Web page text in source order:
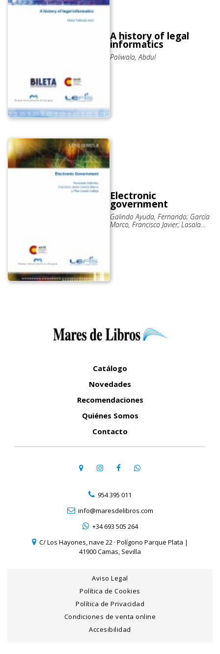
A history of legal
informatics
Paliwala, Abdul
Electronic
government
Galindo Ayuda, Fernando; García
Marco, Francisco Javier; Lasala
Catálogo
Novedades
Recomendaciones
Quiénes Somos
Contacto
954 395 011
info@maresdelibros.com
+34 693 505 264
C/ Los Hayones, nave 22 · Polígono Parque Plata |
41900 Camas, Sevilla
Aviso Legal
Política de Cookies
Política de Privacidad
Condiciones de venta online
Accesibilidad